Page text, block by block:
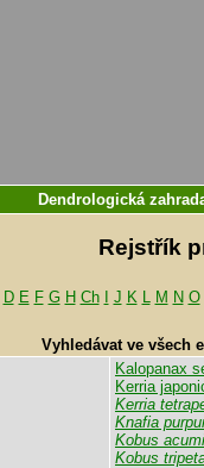
Dendrologická
Rejstřík
D E F G H Ch J K L M N O
Vyhledávat ve všech
Kalopanax
Kerria
Kerria
Knafia
Kobus
Kobus